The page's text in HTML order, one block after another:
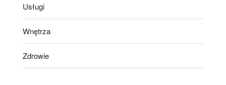
Usługi
Wnętrza
Zdrowie